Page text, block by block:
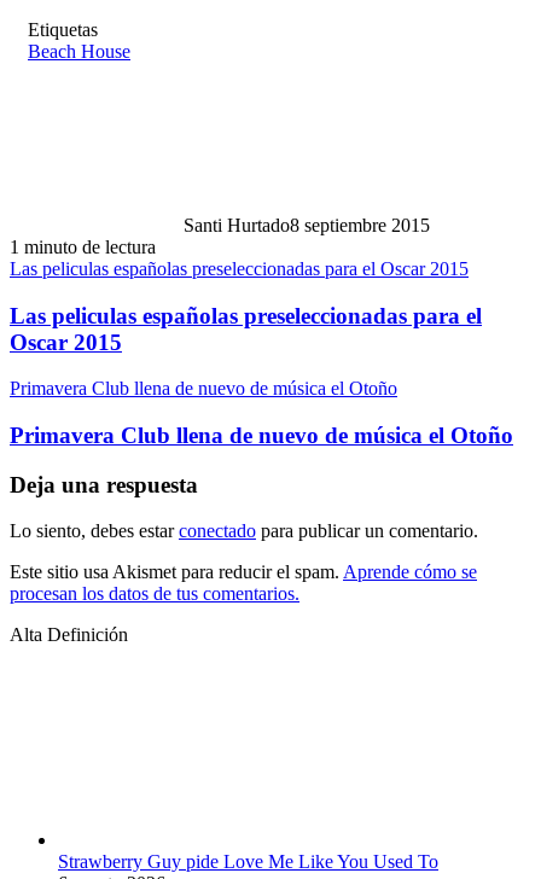
Etiquetas
Beach House
Santi Hurtado8 septiembre 2015
1 minuto de lectura
Las peliculas españolas preseleccionadas para el Oscar 2015
Las peliculas españolas preseleccionadas para el
Oscar 2015
Primavera Club llena de nuevo de música el Otoño
Primavera Club llena de nuevo de música el Otoño
Deja una respuesta
Lo siento, debes estarconectado para publicar un comentario.
Este sitio usa Akismet para reducir el spam. Aprende cómo se
procesan los datos de tus comentarios.
Alta Definición
Strawberry Guy pide Love Me Like You Used To